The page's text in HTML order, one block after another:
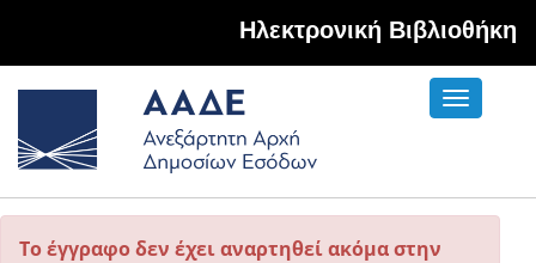
Hλεκτρονική Βιβλιοθήκη
Toggle
Το έγγραφο δεν έχει αναρτηθεί ακόμα στην